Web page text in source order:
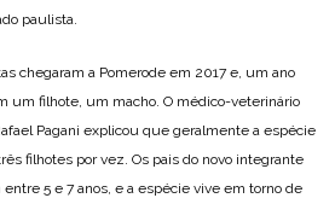
paulista.
chegaram a Pomerode em 2017 e, um ano
um filhote, um macho. O médico-veterinário
Pagani explicou que geralmente a espécie
filhotes por vez. Os pais do novo integrante
5 e 7 anos, e a espécie vive em torno de